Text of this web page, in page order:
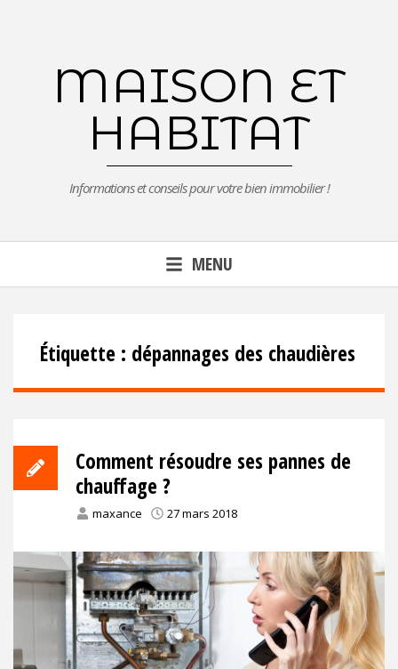
MAISON ET
HABITAT
Informations et conseils pour votre bien immobilier !
MENU
Étiquette : dépannages des chaudières
Comment résoudre ses pannes de
chauffage ?
maxance 27 mars 2018